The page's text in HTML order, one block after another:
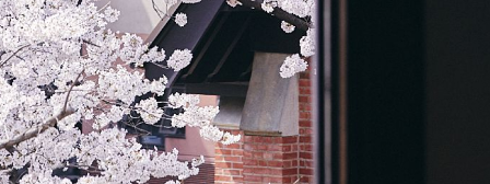
生涯学習・社会連携
入試情報サイト